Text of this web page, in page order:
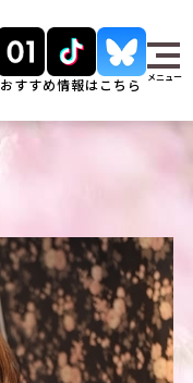
おすすめ情報はこちら メニュー